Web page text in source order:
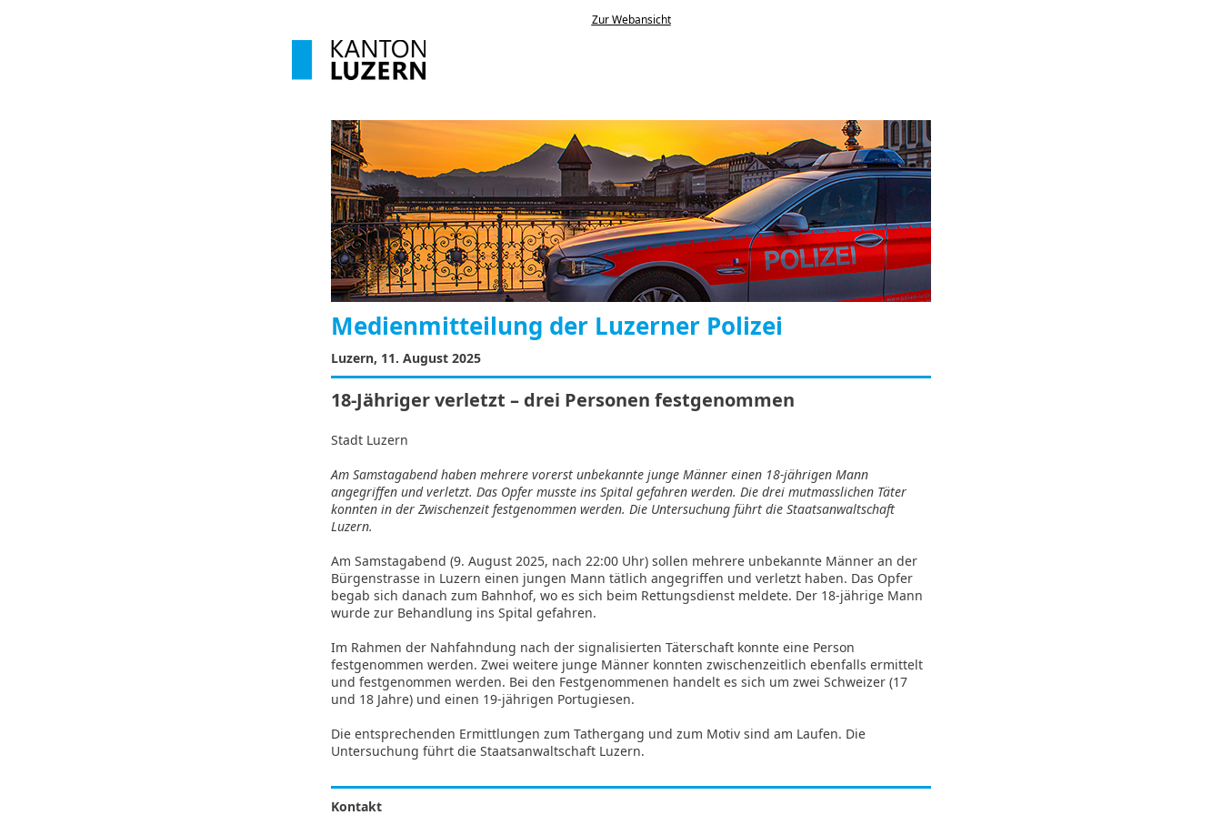
Zur Webansicht
Medienmitteilung der Luzerner Polizei
Luzern, 11. August 2025
18-Jähriger verletzt – drei Personen festgenommen
Stadt Luzern
Am Samstagabend haben mehrere vorerst unbekannte junge Männer einen 18-jährigen Mann
angegriffen und verletzt. Das Opfer musste ins Spital gefahren werden. Die drei mutmasslichen Täter
konnten in der Zwischenzeit festgenommen werden. Die Untersuchung führt die Staatsanwaltschaft
Luzern.
Am Samstagabend (9. August 2025, nach 22:00 Uhr) sollen mehrere unbekannte Männer an der
Bürgenstrasse in Luzern einen jungen Mann tätlich angegriffen und verletzt haben. Das Opfer
begab sich danach zum Bahnhof, wo es sich beim Rettungsdienst meldete. Der 18-jährige Mann
wurde zur Behandlung ins Spital gefahren.
Im Rahmen der Nahfahndung nach der signalisierten Täterschaft konnte eine Person
festgenommen werden. Zwei weitere junge Männer konnten zwischenzeitlich ebenfalls ermittelt
und festgenommen werden. Bei den Festgenommenen handelt es sich um zwei Schweizer (17
und 18 Jahre) und einen 19-jährigen Portugiesen.
Die entsprechenden Ermittlungen zum Tathergang und zum Motiv sind am Laufen. Die
Untersuchung führt die Staatsanwaltschaft Luzern.
Kontakt